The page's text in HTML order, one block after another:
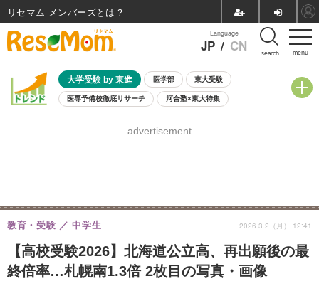
menu
Language
JP / CN search
大学受験 by 東進 医学部 東大受験
医専予備校徹底リサーチ 河合塾×東大特集
8月開催学校説明会・相談会
advertisement
【高校受験2026】北海道公立高、再出願後の最
終倍率…札幌南1.3倍 2枚目の写真・画像
教育・受験 中学生 2026.3.2（月） 12:41
リセマム メンバーズ